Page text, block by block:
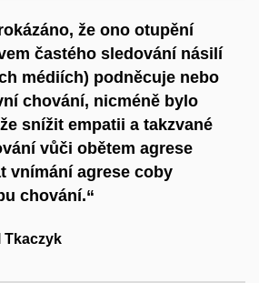
že ono otupění
častého sledování násilí
médiích) podněcuje nebo
chování, nicméně bylo
snížit empatii a takzvané
vůči obětem agrese
vnímání agrese coby
chování.“
Tkaczyk